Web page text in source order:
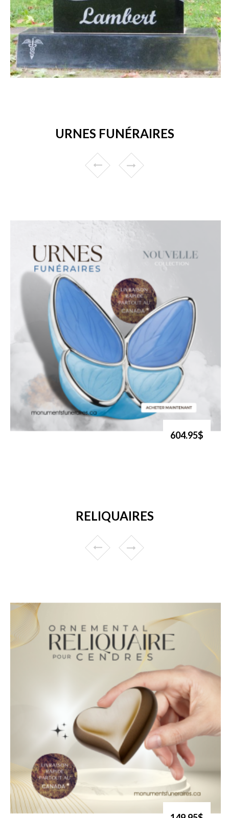
URNES FUNÉRAIRES
604.95$
RELIQUAIRES